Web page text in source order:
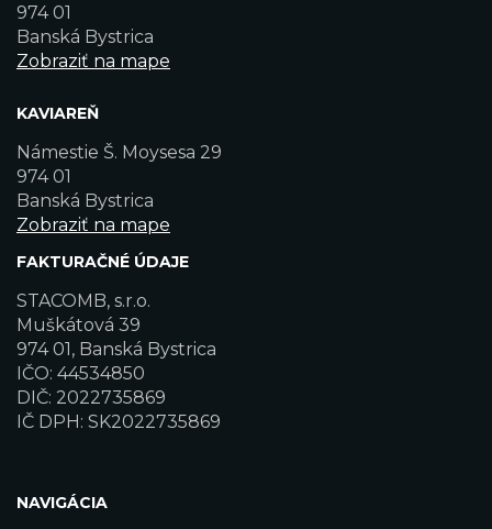
974 01
Banská Bystrica
Zobraziť na mape
KAVIAREŇ
Námestie Š. Moysesa 29
974 01
Banská Bystrica
Zobraziť na mape
FAKTURAČNÉ ÚDAJE
STACOMB, s.r.o.
Muškátová 39
974 01, Banská Bystrica
IČO: 44534850
DIČ: 2022735869
IČ DPH: SK2022735869
NAVIGÁCIA